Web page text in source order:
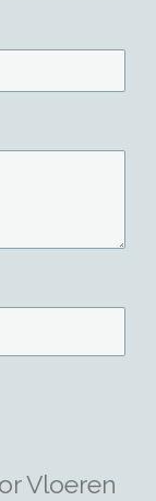
Vloeren